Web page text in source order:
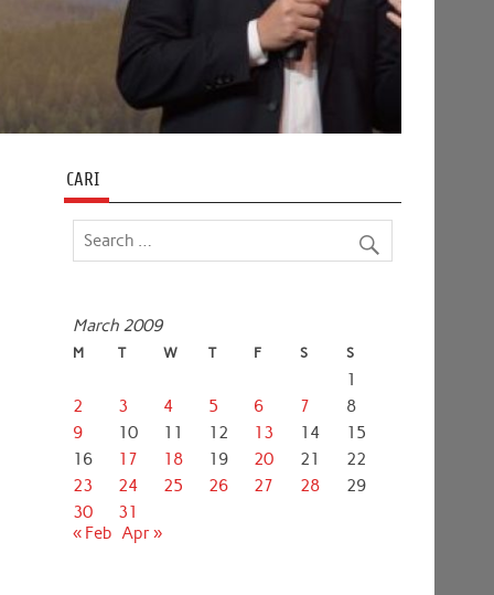
CARI
March 2009
M T W T F S S
1
2
3 4 5 6 7
8
9
10 11 12 13 14
15
16
17 18 19 20 21
22
23
24 25 26 27 28
29
30
31
« Feb Apr »